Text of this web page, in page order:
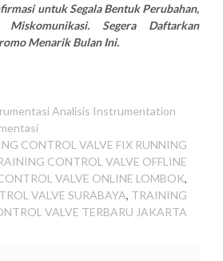
untuk Segala Bentuk Perubahan,
Segera Daftarkan
Menarik Bulan Ini.
Analisis Instrumentation
CONTROL VALVE FIX RUNNING
CONTROL VALVE OFFLINE
VALVE ONLINE LOMBOK,
VALVE SURABAYA, TRAINING
VALVE TERBARU JAKARTA